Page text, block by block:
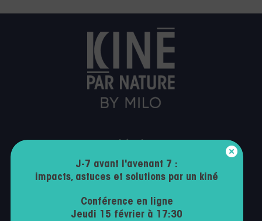
Mentions légales
Conditions générales d’utilisation
J-7 avant l'avenant 7 :
impacts, astuces et solutions par un kiné
Conférence en ligne
Jeudi 15 février à 17:30